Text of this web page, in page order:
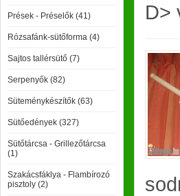
Prések - Préselők (41)
Rózsafánk-sütőforma (4)
Sajtos tallérsütő (7)
Serpenyők (82)
Süteménykészítők (63)
Sütőedények (327)
Sütőtárcsa - Grillezőtárcsa
(1)
Szakácsfáklya - Flambírozó
pisztoly (2)
D>